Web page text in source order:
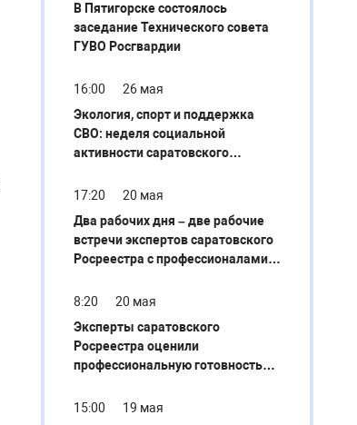
В Пятигорске состоялось
заседание Технического совета
ГУВО Росгвардии
16:00
26 мая
Экология, спорт и поддержка
СВО: неделя социальной
активности саратовского
17:20
20 мая
Два рабочих дня – две рабочие
встречи экспертов саратовского
Росреестра с профессионалами
недвижимости
8:20
20 мая
Эксперты саратовского
Росреестра оценили
профессиональную готовность
управляющих
15:00
19 мая